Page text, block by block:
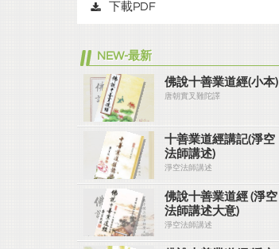
下載PDF
NEW-最新
佛說十善業道經(小本)
唐朝實叉難陀譯
十善業道經講記(淨空
法師講述)
淨空法師講述
佛說十善業道經 (淨空
法師講述大意)
淨空法師講述